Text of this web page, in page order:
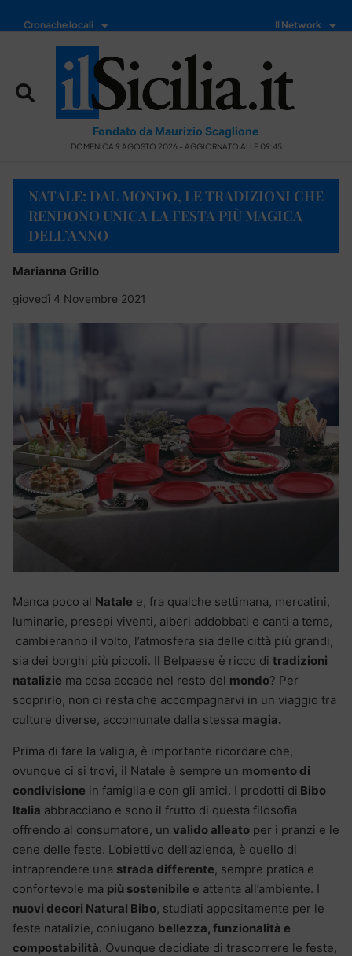
Cronache locali Il Network
Fondato da Maurizio Scaglione
DOMENICA 9 AGOSTO 2026 - AGGIORNATO ALLE 09:45
NATALE: DAL MONDO, LE TRADIZIONI CHE
RENDONO UNICA LA FESTA PIÙ MAGICA
DELL’ANNO
Marianna Grillo
giovedì 4 Novembre 2021
Manca poco al Natale e, fra qualche settimana, mercatini,
luminarie, presepi viventi, alberi addobbati e canti a tema,
cambieranno il volto, l’atmosfera sia delle città più grandi,
sia dei borghi più piccoli. Il Belpaese è ricco di tradizioni
natalizie ma cosa accade nel resto del mondo? Per
scoprirlo, non ci resta che accompagnarvi in un viaggio tra
culture diverse, accomunate dalla stessa magia.
Prima di fare la valigia, è importante ricordare che,
ovunque ci si trovi, il Natale è sempre un momento di
condivisione in famiglia e con gli amici. I prodotti di Bibo
Italia abbracciano e sono il frutto di questa filosofia
offrendo al consumatore, un valido alleato per i pranzi e le
cene delle feste. L’obiettivo dell’azienda, è quello di
intraprendere una strada differente, sempre pratica e
confortevole ma più sostenibile e attenta all’ambiente. I
nuovi decori Natural Bibo, studiati appositamente per le
feste natalizie, coniugano bellezza, funzionalità e
compostabilità. Ovunque decidiate di trascorrere le feste,